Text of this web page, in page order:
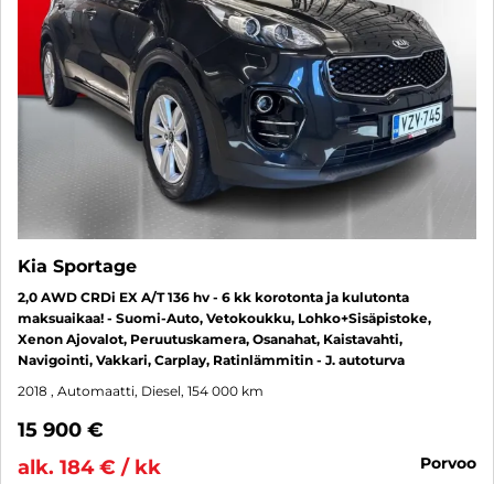
Kia Sportage
2,0 AWD CRDi EX A/T 136 hv - 6 kk korotonta ja kulutonta
maksuaikaa! - Suomi-Auto, Vetokoukku, Lohko+Sisäpistoke,
Xenon Ajovalot, Peruutuskamera, Osanahat, Kaistavahti,
Navigointi, Vakkari, Carplay, Ratinlämmitin - J. autoturva
2018 , Automaatti, Diesel, 154 000 km
15 900 €
alk. 184 € / kk
porvoo